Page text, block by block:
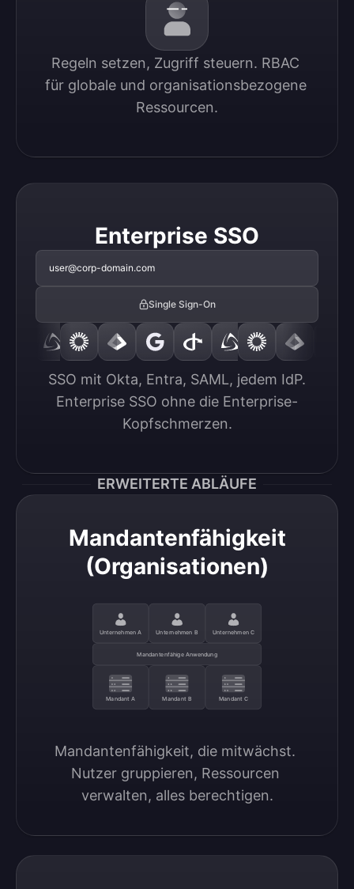
Regeln setzen, Zugriff steuern. RBAC
für globale und organisationsbezogene
Ressourcen.
Enterprise SSO
user@corp-domain.com
Single Sign-On
SSO mit Okta, Entra, SAML, jedem IdP.
Enterprise SSO ohne die Enterprise-
Kopfschmerzen.
ERWEITERTE ABLÄUFE
Mandantenfähigkeit
(Organisationen)
Unternehmen A Unternehmen B Unternehmen C
Mandantenfähige Anwendung
Mandant A Mandant B Mandant C
Mandantenfähigkeit, die mitwächst.
Nutzer gruppieren, Ressourcen
verwalten, alles berechtigen.